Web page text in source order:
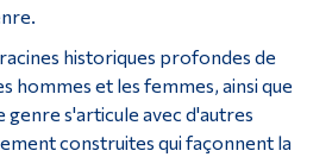
2020
historiques profondes de
hommes et les femmes, ainsi que
genre s'articule avec d'autres
construites qui façonnent la
La vie à Dawson
Qui vous êtes